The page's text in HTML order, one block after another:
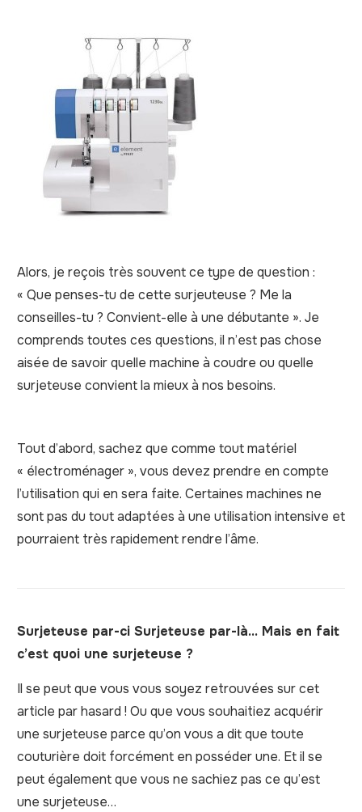
Alors, je reçois très souvent ce type de question :
« Que penses-tu de cette surjeuteuse ? Me la
conseilles-tu ? Convient-elle à une débutante ». Je
comprends toutes ces questions, il n’est pas chose
aisée de savoir quelle machine à coudre ou quelle
surjeteuse convient la mieux à nos besoins.
Tout d’abord, sachez que comme tout matériel
« électroménager », vous devez prendre en compte
l’utilisation qui en sera faite. Certaines machines ne
sont pas du tout adaptées à une utilisation intensive et
pourraient très rapidement rendre l’âme.
Surjeteuse par-ci Surjeteuse par-là… Mais en fait
c’est quoi une surjeteuse ?
Il se peut que vous vous soyez retrouvées sur cet
article par hasard ! Ou que vous souhaitiez acquérir
une surjeteuse parce qu’on vous a dit que toute
couturière doit forcément en posséder une. Et il se
peut également que vous ne sachiez pas ce qu’est
une surjeteuse…